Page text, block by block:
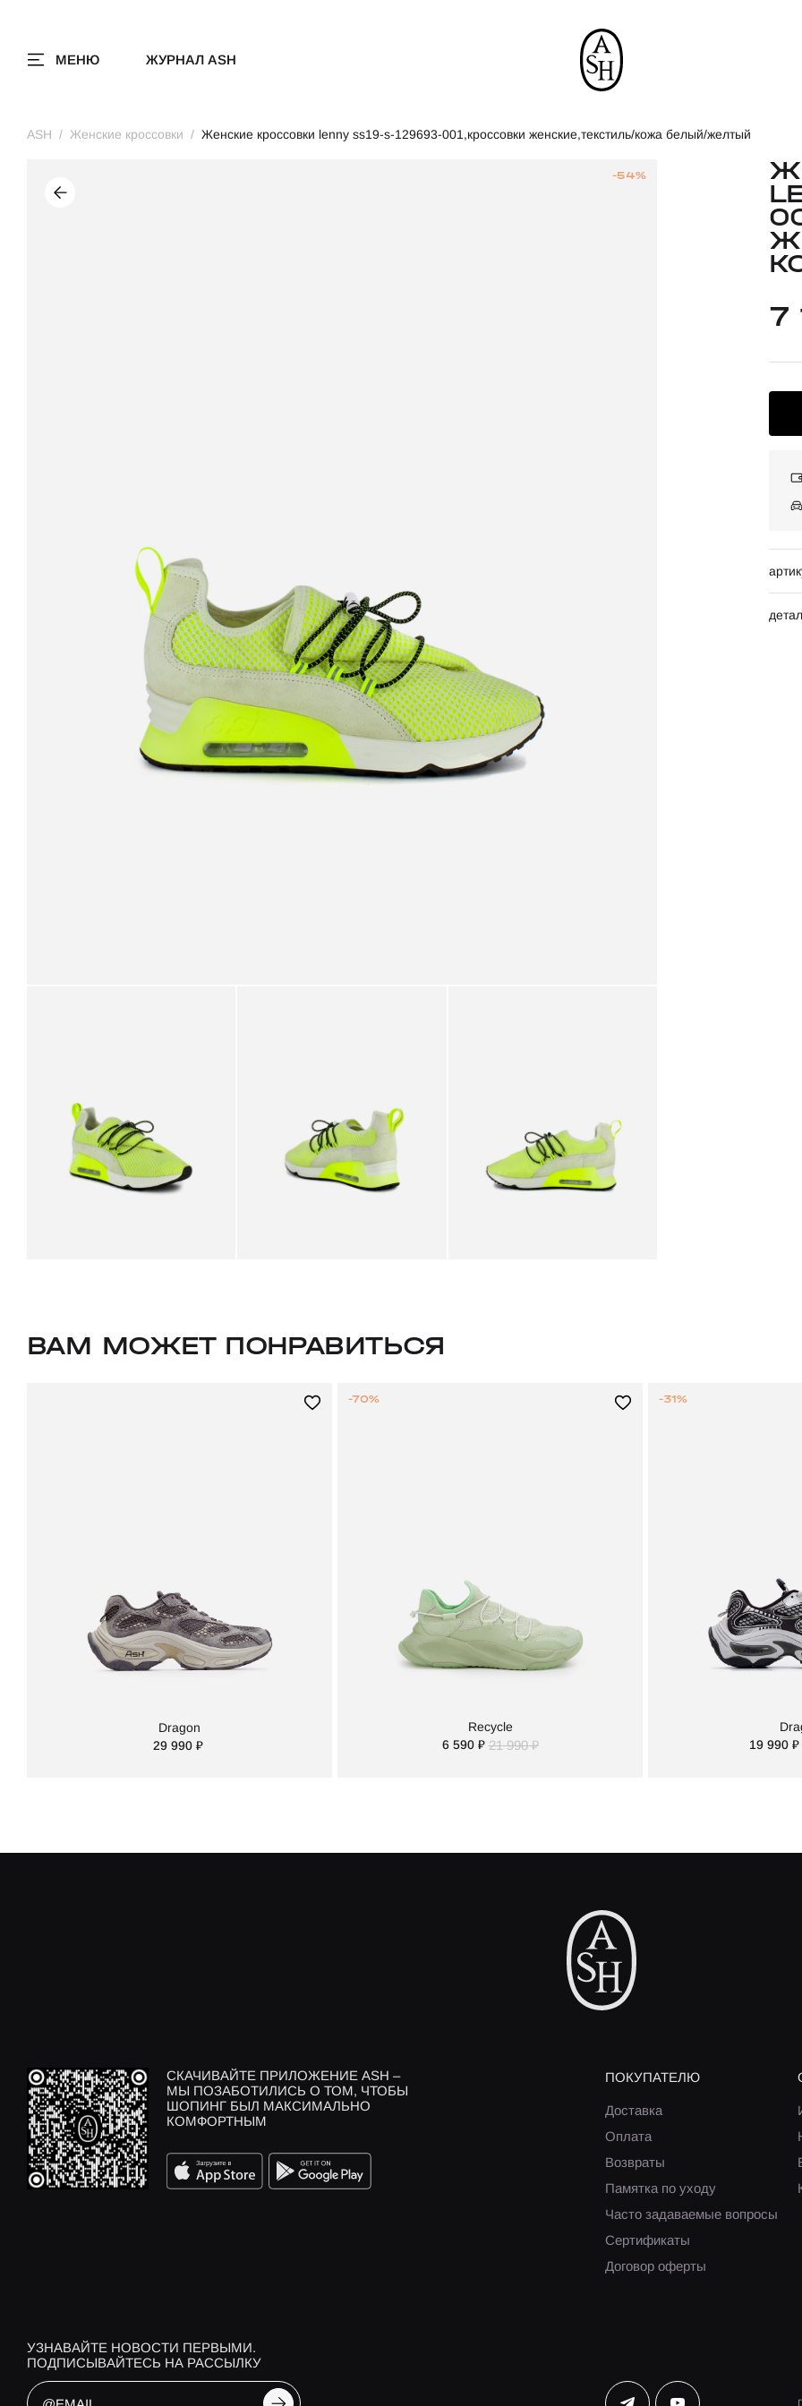
МЕНЮ ЖУРНАЛ ASH
ASH Женские кроссовки Женские кроссовки lenny ss19-s-129693-001,кроссовки женские,текстиль/кожа белый/желтый
-54%
7
ВАМ МОЖЕТ ПОНРАВИТЬСЯ
Dragon
29 990 ₽
Recycle
6 590 ₽ 21 990 ₽
-70%
19 990 ₽
-31%
СКАЧИВАЙТЕ ПРИЛОЖЕНИЕ ASH –
МЫ ПОЗАБОТИЛИСЬ О ТОМ, ЧТОБЫ
ШОПИНГ БЫЛ МАКСИМАЛЬНО
КОМФОРТНЫМ
ПОКУПАТЕЛЮ
Доставка
Оплата
Возвраты
Памятка по уходу
Часто задаваемые вопросы
Сертификаты
Договор оферты
УЗНАВАЙТЕ НОВОСТИ ПЕРВЫМИ.
ПОДПИСЫВАЙТЕСЬ НА РАССЫЛКУ